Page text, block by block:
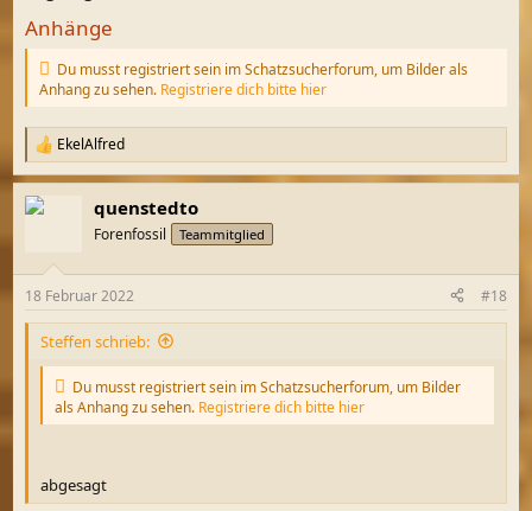
Anhänge
Du musst registriert sein im Schatzsucherforum, um Bilder als
Anhang zu sehen. Registriere dich bitte hier
R
e
a
k
e
n
EkelAlfred
quenstedto
Forenfossil Teammitglied
18 Februar 2022 #18
Steffen schrieb:
Du musst registriert sein im Schatzsucherforum, um Bilder
als Anhang zu sehen. Registriere dich bitte hier
abgesagt